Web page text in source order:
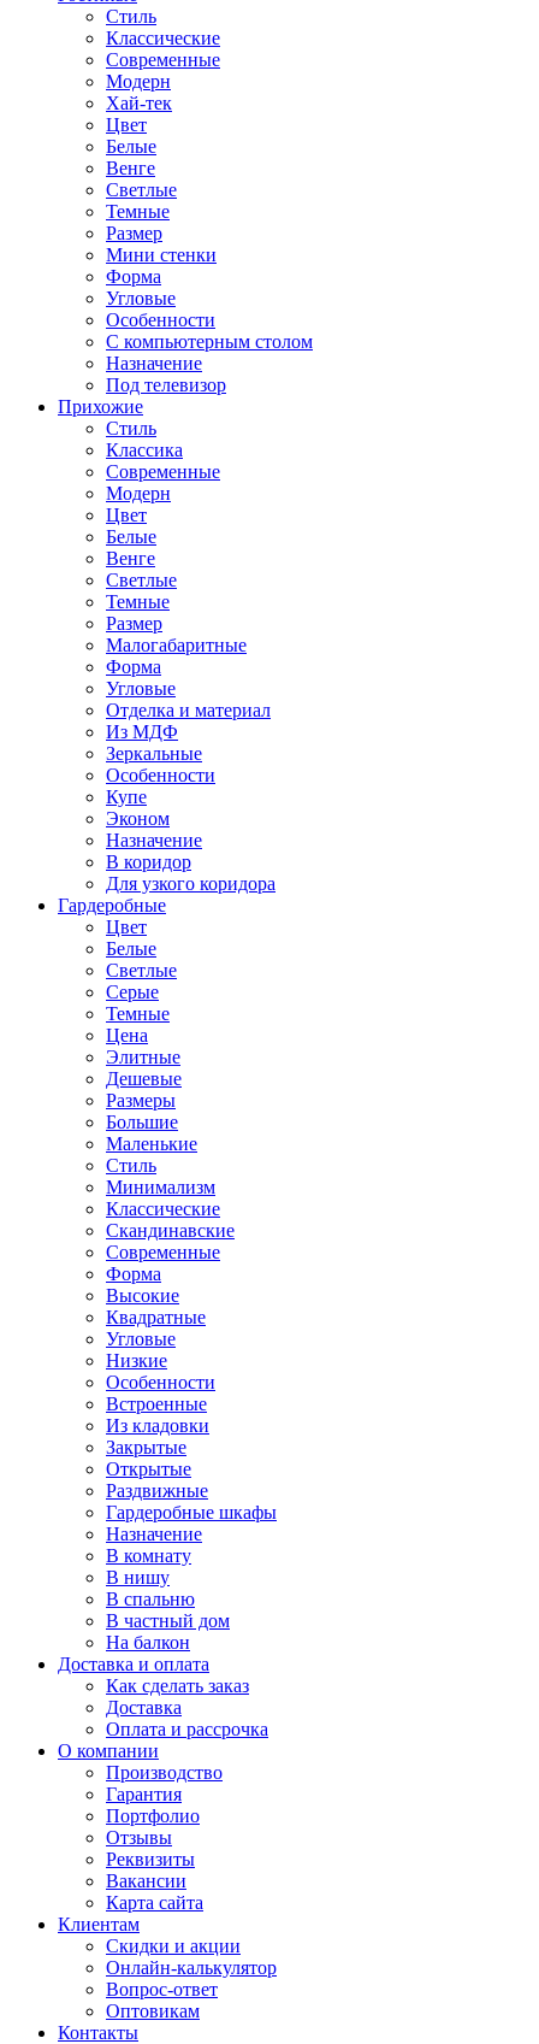
Стиль
Классические
Современные
Модерн
Хай-тек
Цвет
Белые
Венге
Светлые
Темные
Размер
Мини стенки
Форма
Угловые
Особенности
С компьютерным столом
Назначение
Под телевизор
Прихожие
Стиль
Классика
Современные
Модерн
Цвет
Белые
Венге
Светлые
Темные
Размер
Малогабаритные
Форма
Угловые
Отделка и материал
Из МДФ
Зеркальные
Особенности
Купе
Эконом
Назначение
В коридор
Для узкого коридора
Гардеробные
Цвет
Белые
Светлые
Серые
Темные
Цена
Элитные
Дешевые
Размеры
Большие
Маленькие
Стиль
Минимализм
Классические
Скандинавские
Современные
Форма
Высокие
Квадратные
Угловые
Низкие
Особенности
Встроенные
Из кладовки
Закрытые
Открытые
Раздвижные
Гардеробные шкафы
Назначение
В комнату
В нишу
В спальню
В частный дом
На балкон
Доставка и оплата
Как сделать заказ
Доставка
Оплата и рассрочка
О компании
Производство
Гарантия
Портфолио
Отзывы
Реквизиты
Вакансии
Карта сайта
Клиентам
Скидки и акции
Онлайн-калькулятор
Вопрос-ответ
Оптовикам
Контакты